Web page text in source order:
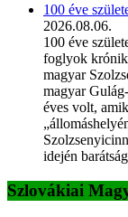
100 éve
2026.08.06.
100 éve
foglyok
magyar
magyar
éves volt,
idején
Szlovákiai